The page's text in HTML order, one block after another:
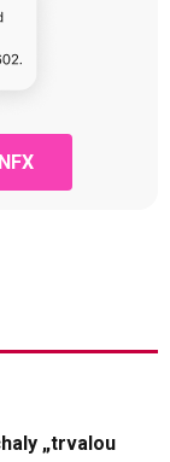
„trvalou